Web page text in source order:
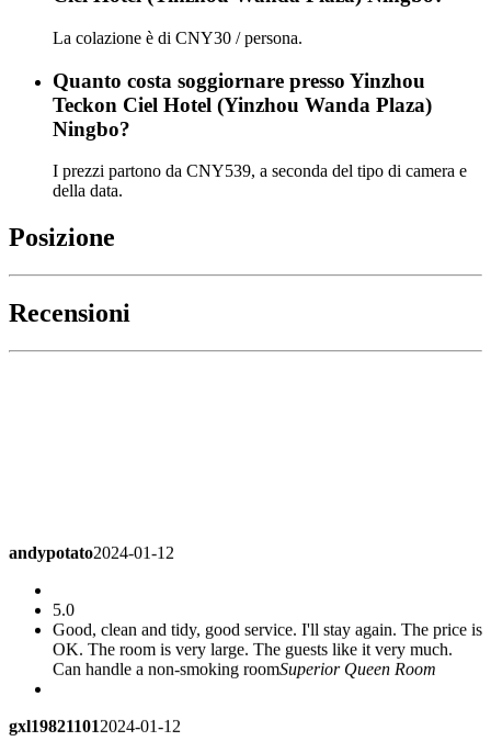
La colazione è di CNY30 / persona.
Quanto costa soggiornare presso Yinzhou
Teckon Ciel Hotel (Yinzhou Wanda Plaza)
Ningbo?
I prezzi partono da CNY539, a seconda del tipo di camera e
della data.
Posizione
Recensioni
andypotato 2024-01-12
5.0
Good, clean and tidy, good service. I'll stay again. The price is
OK. The room is very large. The guests like it very much.
Can handle a non-smoking roomSuperior Queen Room
gxl198211012024-01-12